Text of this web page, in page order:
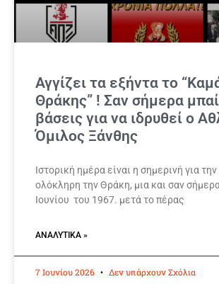
Αγγίζει τα εξήντα το
Θράκης” ! Σαν σήμερα
βάσεις για να ιδρυθεί ο
Όμιλος Ξάνθης
Ιστορική ημέρα είναι η σημερινή για
ολόκληρη την Θράκη, μια και σαν
Ιουνίου του 1967. μετά το πέρας
ΑΝΑΛΥΤΙΚΆ »
7 Ιουνίου 2026 Δεν υπάρχουν Σχόλια